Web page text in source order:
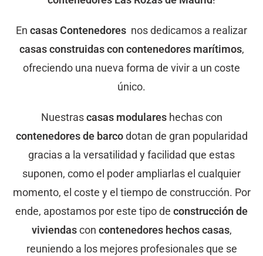
En casas Contenedores nos dedicamos a realizar
casas construidas con contenedores marítimos,
ofreciendo una nueva forma de vivir a un coste
único.
Nuestrascasas modulareshechas con
contenedores de barcodotan de gran popularidad
gracias a la versatilidad y facilidad que estas
suponen, como el poder ampliarlas el cualquier
momento, el coste y el tiempo de construcción. Por
ende, apostamos por este tipo de construcción de
viviendascon contenedores hechos casas,
reuniendo a los mejores profesionales que se